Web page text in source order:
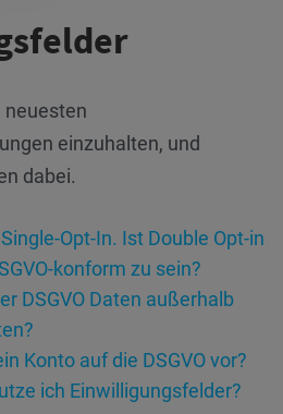
neuesten
einzuhalten, und
dabei.
Opt-In. Ist Double Opt-in
konform zu sein?
DSGVO Daten außerhalb
Konto auf die DSGVO vor?
ich Einwilligungsfelder?